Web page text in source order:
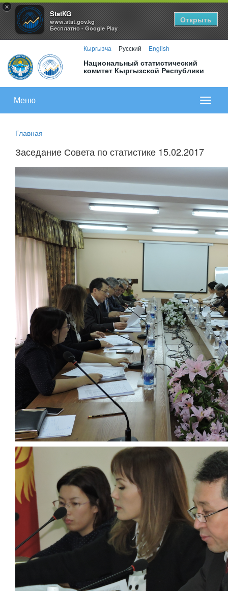
×
StatKG
www.stat.gov.kg
Бесплатно - Google Play
Открыть
Кыргызча Русский English
Национальный статистический
комитет Кыргызской Республики
меню
Меню
Главная
Заседание Совета по статистике 15.02.2017